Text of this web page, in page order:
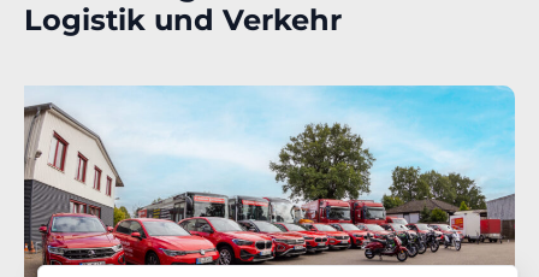
Logistik und Verkehr